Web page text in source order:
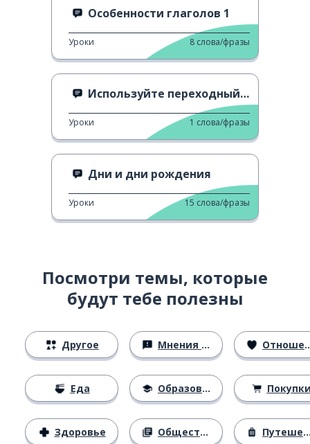
Особенности глаголов 1
Уроки 8 слова/фразы
Используйте переходный переход
Уроки 1 слова/фразы
Дни и дни рождения
Уроки 15 слова/фразы
Посмотри темы, которые
будут тебе полезны
Другое
Еда
Здоровье
Мнения и убеждения
Образование
Общество
Отношения
Путешествия